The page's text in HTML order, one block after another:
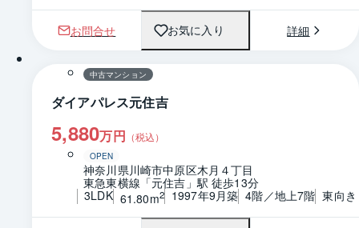
お問合せ お気に入り 詳細
1 / 0 間取り
中古マンション
ダイアパレス元住吉
5,880万円 （税込）
OPEN
神奈川県川崎市中原区木月４丁目
東急東横線「元住吉」駅 徒歩13分
3LDK 61.80m2 1997年9月築 4階／地上7階 東向き